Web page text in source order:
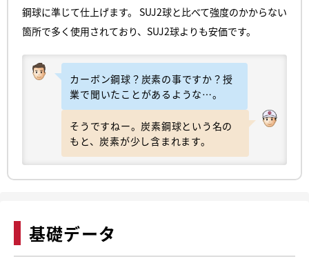
鋼球に準じて仕上げます。 SUJ2球と比べて強度のかからない
箇所で多く使用されており、SUJ2球よりも安価です。
カーボン鋼球？炭素の事ですか？授
業で聞いたことがあるような…。
そうですねー。炭素鋼球という名の
もと、炭素が少し含まれます。
基礎データ